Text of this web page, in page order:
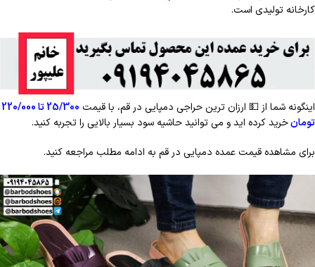
کارخانه تولیدی است.
اینگونه شما از💵 ارزان ترین حراجی دمپایی در قم، با قیمت
25/300 تا 220/000
تومانخرید کرده اید و می توانید حاشیه سود بسیار بالایی را تجربه کنید.
برای مشاهده قیمت عمده دمپایی در قم به ادامه مطلب مراجعه کنید.